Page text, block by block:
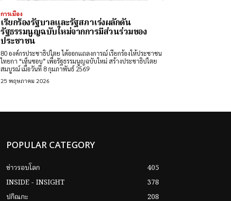
การเมือง
เรียกร้องรัฐบาลและรัฐสภาเร่งผลักดัน
รัฐธรรมนูญฉบับใหม่จากการมีส่วนร่วมของ
ประชาชน
80 องค์กรประชาธิปไตย ได้ออกแถลงการณ์ เรียกร้องให้ประชาชน
ไทยกา “เห็นชอบ” เพื่อรัฐธรรมนูญฉบับใหม่ สร้างประชาธิปไตย
สมบูรณ์ เมื่อวันที่ 8 กุมภาพันธ์ 2569
25 พฤษภาคม 2026
POPULAR CATEGORY
ข่าวรอบโลก
405
INSIDE - INSIGHT
378
ปกิณกะ
208